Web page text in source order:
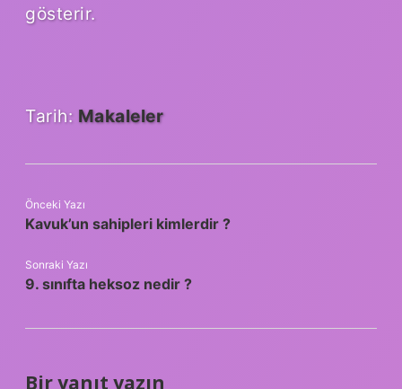
gösterir.
Tarih: Makaleler
Önceki Yazı
Kavuk’un sahipleri kimlerdir ?
Sonraki Yazı
9. sınıfta heksoz nedir ?
Bir yanıt yazın